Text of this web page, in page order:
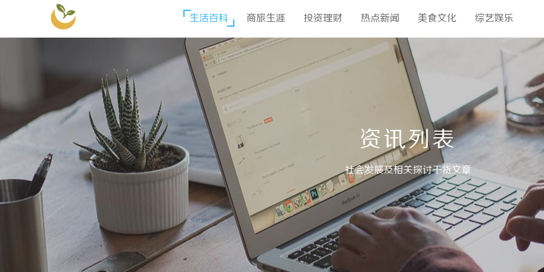
生活百科 商旅生涯 投资理财 热点新闻 美食文化 综艺娱乐
资讯列表
社会发展及相关探讨干货文章